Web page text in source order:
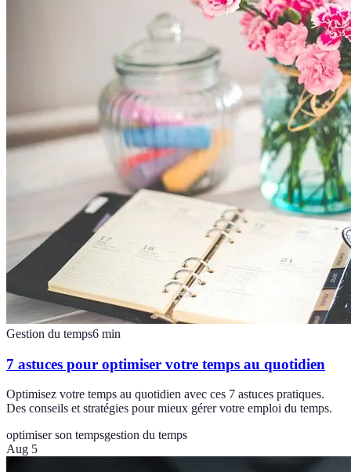
Gestion du temps6 min
7 astuces pour optimiser votre temps au quotidien
Optimisez votre temps au quotidien avec ces 7 astuces pratiques.
Des conseils et stratégies pour mieux gérer votre emploi du temps.
optimiser son tempsgestion du temps
Aug 5